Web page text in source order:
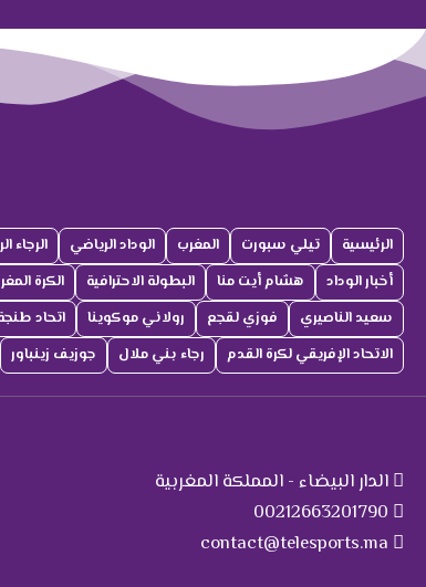
الرئيسية تيلي سبورت المغرب الوداد الرياضي الرجاء
أخبار الوداد
هشام أيت منا البطولة الاحترافية الكرة
سعيد الناصيري
فوزي لقجع رولاني موكوينا اتحاد
الاتحاد الإفريقي لكرة القدم
رجاء بني ملال جوزيف زينباور
الدار البيضاء - المملكة المغربية
00212663201790
contact@telesports.ma